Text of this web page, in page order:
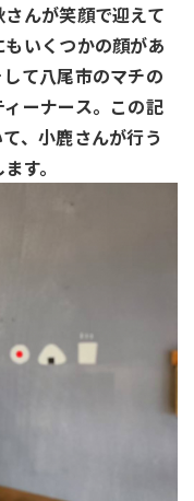
さんが笑顔で迎えて
いくつかの顔があ
て八尾市のマチの
ーナース。この記
、小鹿さんが行う
す。